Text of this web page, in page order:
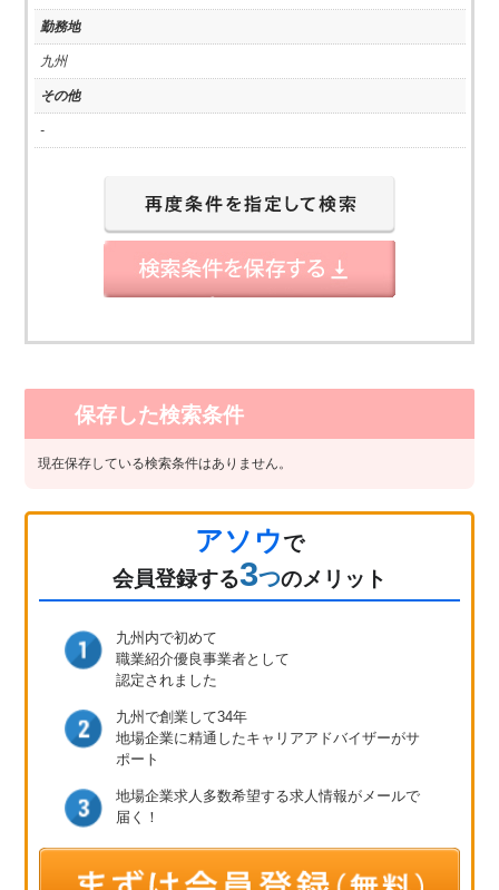
勤務地
九州
その他
-
保存した検索条件
現在保存している検索条件はありません。
アソウで
会員登録する3つのメリット
九州内で初めて
職業紹介優良事業者として
認定されました
九州で創業して34年
地場企業に精通したキャリアアドバイザーがサ
ポート
地場企業求人多数希望する求人情報が メールで
届く！